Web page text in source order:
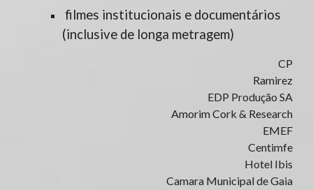
filmes institucionais e documentários
(inclusive de longa metragem)
CP
Ramirez
EDP Produção SA
Amorim Cork & Research
EMEF
Centimfe
Hotel Ibis
Camara Municipal de Gaia